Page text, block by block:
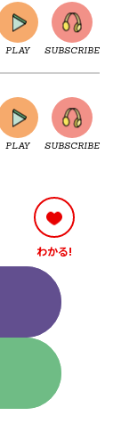
PLAY SUBSCRIBE
CLOSE
PLAY SUBSCRIBE
CLOSE
わかる!